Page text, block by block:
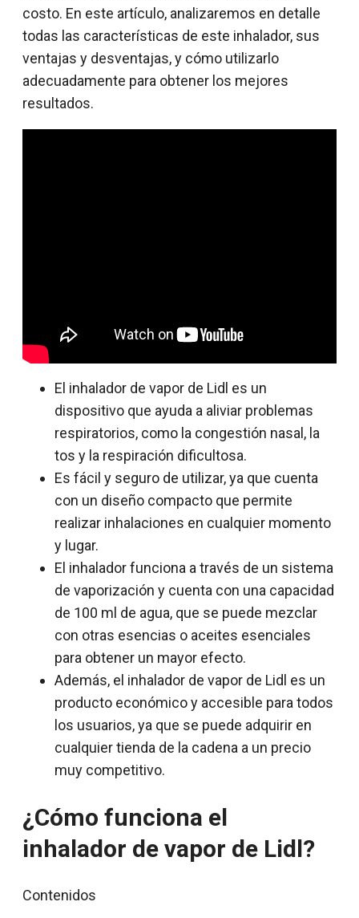
costo. En este artículo, analizaremos en detalle
todas las características de este inhalador, sus
ventajas y desventajas, y cómo utilizarlo
adecuadamente para obtener los mejores
resultados.
El inhalador de vapor de Lidl es un
dispositivo que ayuda a aliviar problemas
respiratorios, como la congestión nasal, la
tos y la respiración dificultosa.
Es fácil y seguro de utilizar, ya que cuenta
con un diseño compacto que permite
realizar inhalaciones en cualquier momento
y lugar.
El inhalador funciona a través de un sistema
de vaporización y cuenta con una capacidad
de 100 ml de agua, que se puede mezclar
con otras esencias o aceites esenciales
para obtener un mayor efecto.
Además, el inhalador de vapor de Lidl es un
producto económico y accesible para todos
los usuarios, ya que se puede adquirir en
cualquier tienda de la cadena a un precio
muy competitivo.
¿Cómo funciona el
inhalador de vapor de Lidl?
Contenidos